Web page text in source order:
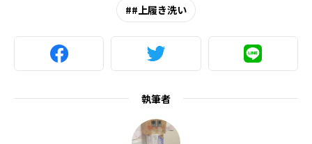
#上履き洗い
執筆者